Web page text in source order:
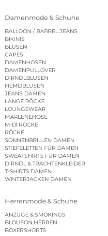
Damenmode & Schuhe
BALLOON / BARREL JEANS
BIKINIS
BLUSEN
CAPES
DAMENHOSEN
DAMENPULLOVER
DIRNDLBLUSEN
HEMDBLUSEN
JEANS DAMEN
LANGE RÖCKE
LOUNGEWEAR
MARLENEHOSE
MIDI RÖCKE
RÖCKE
SONNENBRILLEN DAMEN
STIEFELETTEN FÜR DAMEN
SWEATSHIRTS FÜR DAMEN
DIRNDL & TRACHTENKLEIDER
T-SHIRTS DAMEN
WINTERJACKEN DAMEN
Herrenmode & Schuhe
ANZÜGE & SMOKINGS
BLOUSON HERREN
BOXERSHORTS